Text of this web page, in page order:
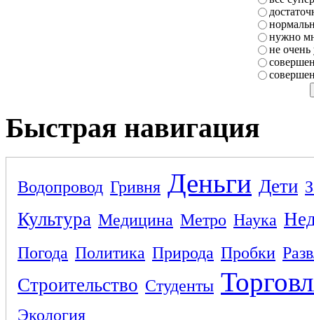
нужно
не очень
Быстрая навигация
Водопровод Гривня Деньги Дети
Культура Медицина Метро Наука
Погода Политика Природа Пробки
Строительство Студенты
Экология